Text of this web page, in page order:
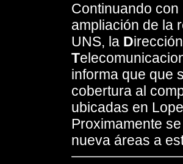
Continuando con
ampliación de la
UNS, la D
T
informa que que
cobertura al
ubicadas en
Proximamente
nueva áreas a